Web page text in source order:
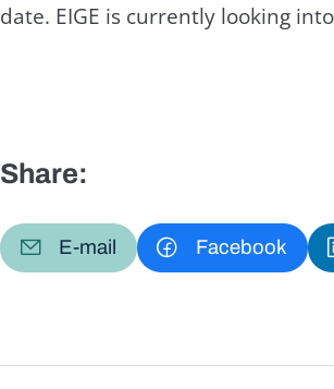
date. EIGE is currently looking
Share:
E-mail Facebook